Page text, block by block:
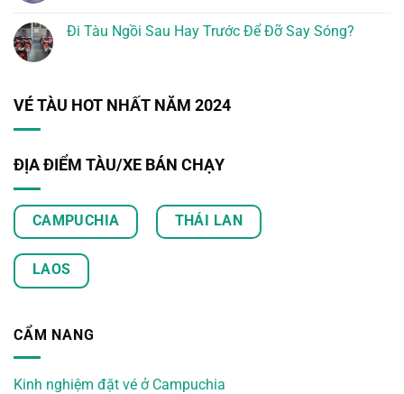
Đi Tàu Ngồi Sau Hay Trước Để Đỡ Say Sóng?
VÉ TÀU HOT NHẤT NĂM 2024
ĐỊA ĐIỂM TÀU/XE BÁN CHẠY
CAMPUCHIA THÁI LAN
LAOS
CẨM NANG
Kinh nghiệm đặt vé ở Campuchia